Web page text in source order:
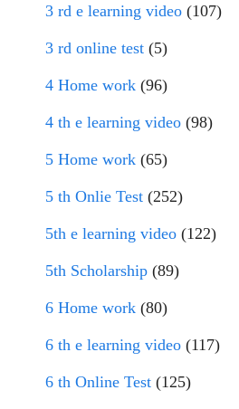
3 rd e learning video (107)
3 rd online test (5)
4 Home work (96)
4 th e learning video (98)
5 Home work (65)
5 th Onlie Test (252)
5th e learning video (122)
5th Scholarship (89)
6 Home work (80)
6 th e learning video (117)
6 th Online Test (125)